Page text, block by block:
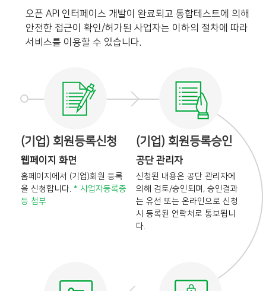
오픈 API 인터페이스 개발이 완료되고 통합테스트에 의해
안전한 접근이 확인/허가된 사업자는 이하의 절차에 따라
서비스를 이용할 수 있습니다.
(기업) 회원등록신청
웹페이지 화면
홈페이지에서 (기업)회원 등록
을 신청합니다. * 사업자등록증
등 첨부
(기업) 회원등록승인
공단 관리자
신청된 내용은 공단 관리자에
의해 검토/승인되며, 승인결과
는 유선 또는 온라인으로 신청
시 등록된 연락처로 통보됩니
다.